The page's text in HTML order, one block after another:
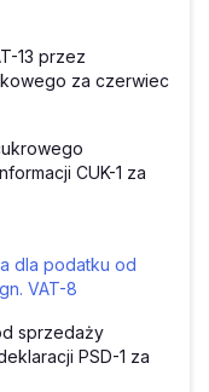
13 przez
za czerwiec
CUK-1 za
dla podatku od
VAT-8
sprzedaży
PSD-1 za